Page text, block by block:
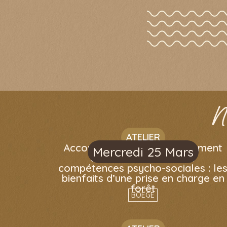
Mercredi 25 Mars
ATELIER
Accompagner le développement
sensori-moteur et les
compétences psycho-sociales : les
bienfaits d’une prise en charge en
forêt
BOËGE